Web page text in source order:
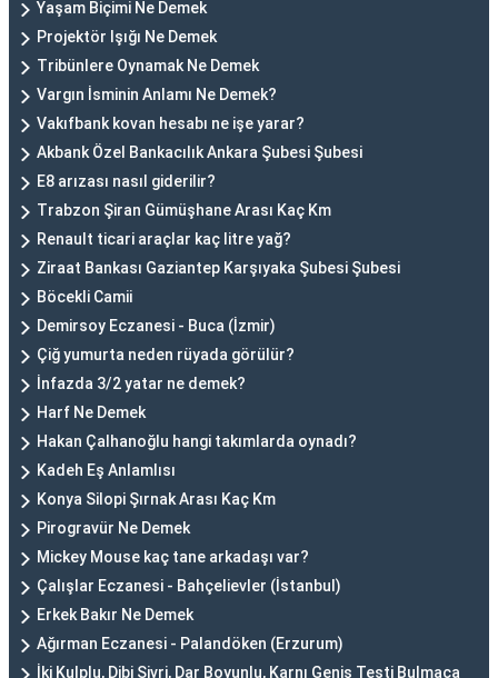
Yaşam Biçimi Ne Demek
Projektör Işığı Ne Demek
Tribünlere Oynamak Ne Demek
Vargın İsminin Anlamı Ne Demek?
Vakıfbank kovan hesabı ne işe yarar?
Akbank Özel Bankacılık Ankara Şubesi Şubesi
E8 arızası nasıl giderilir?
Trabzon Şiran Gümüşhane Arası Kaç Km
Renault ticari araçlar kaç litre yağ?
Ziraat Bankası Gaziantep Karşıyaka Şubesi Şubesi
Böcekli Camii
Demirsoy Eczanesi - Buca (İzmir)
Çiğ yumurta neden rüyada görülür?
İnfazda 3/2 yatar ne demek?
Harf Ne Demek
Hakan Çalhanoğlu hangi takımlarda oynadı?
Kadeh Eş Anlamlısı
Konya Silopi Şırnak Arası Kaç Km
Pirogravür Ne Demek
Mickey Mouse kaç tane arkadaşı var?
Çalışlar Eczanesi - Bahçelievler (İstanbul)
Erkek Bakır Ne Demek
Ağırman Eczanesi - Palandöken (Erzurum)
İki Kulplu, Dibi Sivri, Dar Boyunlu, Karnı Geniş Testi Bulmaca